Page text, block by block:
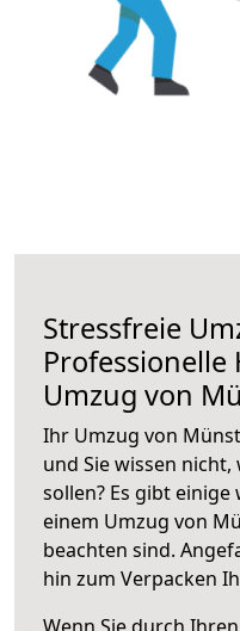
Stressfreie
Umzug von
Ihr Umzug von
und Sie wissen nicht,
sollen? Es gibt
einem Umzug von
beachten sind.
hin zum Verpacken